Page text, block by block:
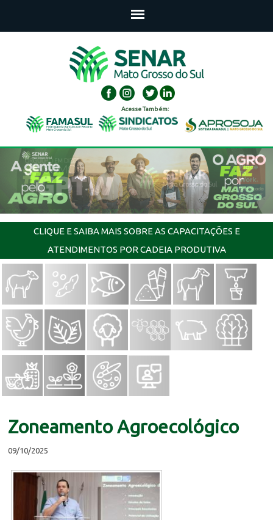
Acesse Também:
CLIQUE E SAIBA MAIS SOBRE AS CAPACITAÇÕES E
ATENDIMENTOS POR CADEIA PRODUTIVA
Zoneamento Agroecológico
09/10/2025